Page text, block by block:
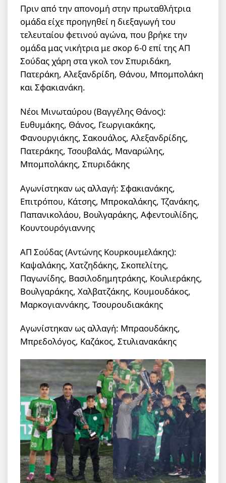
Πριν από την απονομή στην πρωταθλήτρια
ομάδα είχε προηγηθεί η διεξαγωγή του
τελευταίου φετινού αγώνα, που βρήκε την
ομάδα μας νικήτρια με σκορ 6-0 επί της ΑΠ
Σούδας χάρη στα γκολ τον Σπυριδάκη,
Πατεράκη, Αλεξανδρίδη, Θάνου, Μπομπολάκη
και Σφακιανάκη.
Νέοι Μινωταύρου (Βαγγέλης Θάνος):
Ευθυμάκης, Θάνος, Γεωργιακάκης,
Φανουργιάκης, Σακουάλος, Αλεξανδρίδης,
Πατεράκης, Τσουβαλάς, Μαναρώλης,
Μπομπολάκης, Σπυριδάκης
Αγωνίστηκαν ως αλλαγή: Σφακιανάκης,
Επιτρόπου, Κάτσης, Μπροκαλάκης, Τζανάκης,
Παπανικολάου, Βουλγαράκης, Αφεντουλίδης,
Κουντουρόγιαννης
ΑΠ Σούδας (Αντώνης Κουρκουμελάκης):
Καψαλάκης, Χατζηδάκης, Σκοπελίτης,
Παγωνίδης, Βασιλοδημητράκης, Κουλιεράκης,
Βουλγαράκης, Χαλβατζάκης, Κουμουδάκος,
Μαρκογιαννάκης, Τσουρουδιακάκης
Αγωνίστηκαν ως αλλαγή: Μπραουδάκης,
Μπρεδολόγος, Καζάκος, Στυλιανακάκης